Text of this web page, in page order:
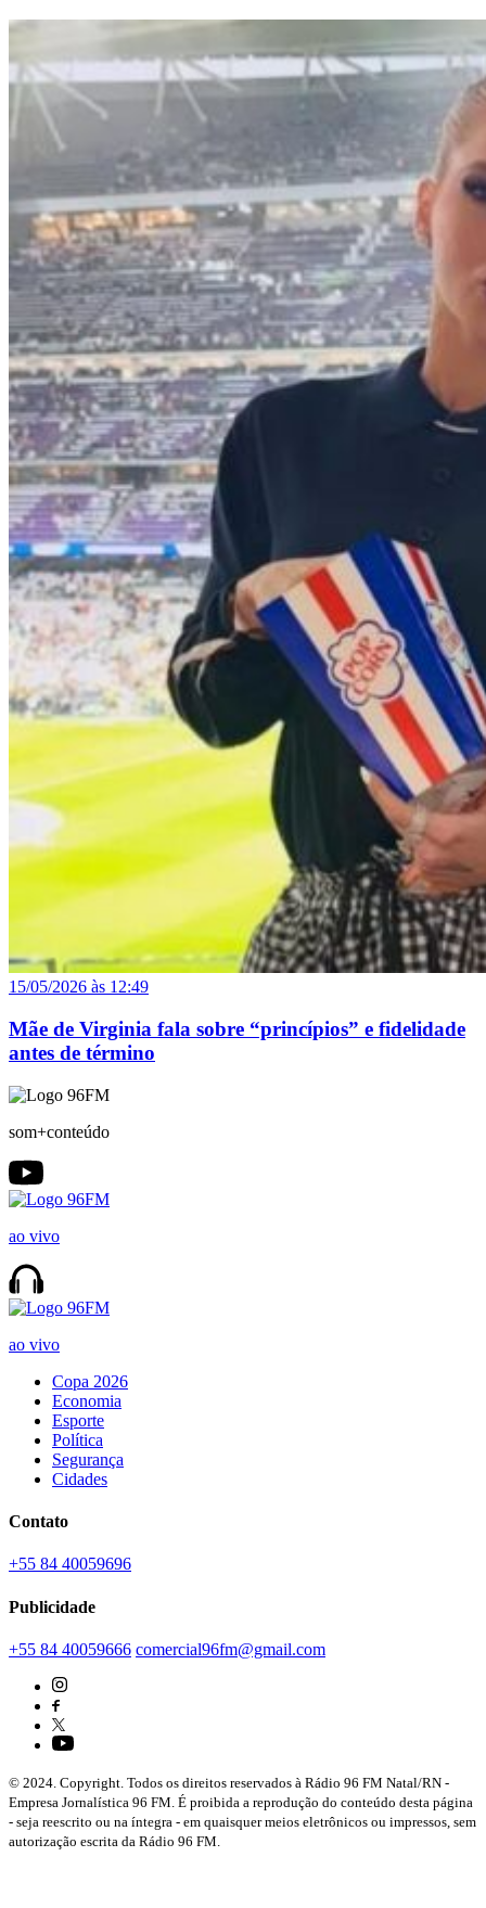
15/05/2026 às 12:49
Mãe de Virginia fala sobre “princípios” e fidelidade
antes de término
som+conteúdo
ao vivo
ao vivo
Copa 2026
Economia
Esporte
Política
Segurança
Cidades
Contato
+55 84 40059696
Publicidade
+55 84 40059666 comercial96fm@gmail.com
© 2024. Copyright. Todos os direitos reservados à Rádio 96 FM Natal/RN -
Empresa Jornalística 96 FM. É proibida a reprodução do conteúdo desta página
- seja reescrito ou na íntegra - em quaisquer meios eletrônicos ou impressos, sem
autorização escrita da Rádio 96 FM.